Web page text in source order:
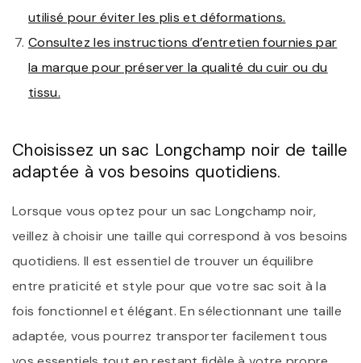
utilisé pour éviter les plis et déformations.
Consultez les instructions d’entretien fournies par
la marque pour préserver la qualité du cuir ou du
tissu.
Choisissez un sac Longchamp noir de taille
adaptée à vos besoins quotidiens.
Lorsque vous optez pour un sac Longchamp noir,
veillez à choisir une taille qui correspond à vos besoins
quotidiens. Il est essentiel de trouver un équilibre
entre praticité et style pour que votre sac soit à la
fois fonctionnel et élégant. En sélectionnant une taille
adaptée, vous pourrez transporter facilement tous